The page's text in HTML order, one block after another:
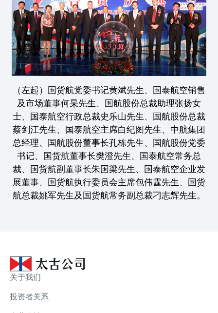
（左起）国货航党委书记黄斌先生、国泰航空销售
及市场董事何杲先生、国航股份总裁助理张扬女
士、国泰航空行政总裁史乐山先生、国航股份总裁
蔡剑江先生、国泰航空主席白纪图先生、中航集团
总经理、国航股份董事长孔栋先生、国航股份党委
书记、国货航董事长樊澄先生、国泰航空常务总
裁、国货航副董事长朱国梁先生、国泰航空企业发
展董事、国货航执行委员会主席包伟霆先生、国货
航总裁姚军先生及国货航常务副总裁刁志辉先生。
关于我们
投资者关系